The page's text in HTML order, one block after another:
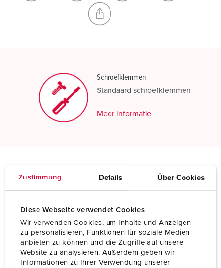
Zustimmung Details Über Cookies
Diese Webseite verwendet Cookies
Wir verwenden Cookies, um Inhalte und Anzeigen
zu personalisieren, Funktionen für soziale Medien
anbieten zu können und die Zugriffe auf unsere
Website zu analysieren. Außerdem geben wir
Informationen zu Ihrer Verwendung unserer
NIEUW LIJST MAKEN
Schroefklemmen
Standaard schroefklemmen
Meer informatie
Technische specificaties
Ampère 63 A
Polen 5 p
Voltage 50-500 V